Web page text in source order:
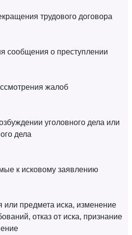
трудового договора
сообщения о преступлении
жалоб
уголовного дела или
дела
к исковому заявлению
или предмета иска, изменение
отказ от иска, признание